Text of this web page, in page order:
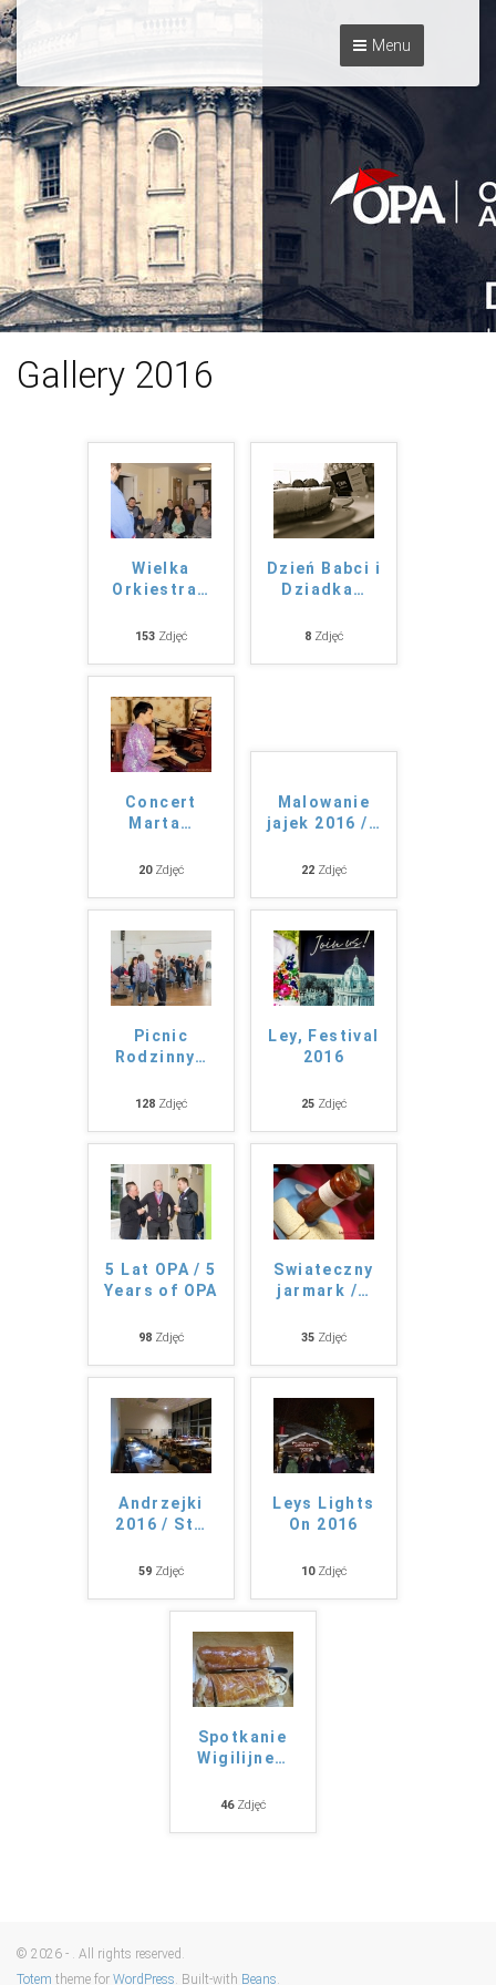
Menu
Gallery 2016
Wielka
Orkiestra…
153 Zdjęć
Dzień Babci i
Dziadka…
8 Zdjęć
Concert
Marta…
20Zdjęć
Malowanie
jajek 2016 /…
22 Zdjęć
Picnic
Rodzinny…
128 Zdjęć
Ley, Festival
2016
25 Zdjęć
5 Lat OPA / 5
Years of OPA
98 Zdjęć
Swiateczny
jarmark /…
35 Zdjęć
Andrzejki
2016 / St…
59 Zdjęć
Leys Lights
On 2016
10Zdjęć
Spotkanie
Wigilijne…
46Zdjęć
© 2026 - . All rights reserved.
Totem theme for WordPress. Built-with Beans.